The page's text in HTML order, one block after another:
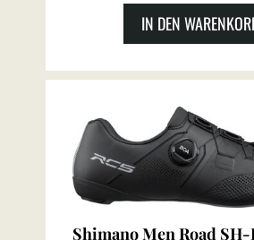
IN DEN
Shimano Men Road SH-